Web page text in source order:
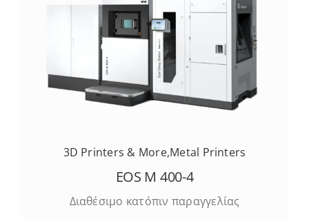
3D Printers & More,Metal Printers
EOS M 400-4
Διαθέσιμο κατόπιν παραγγελίας